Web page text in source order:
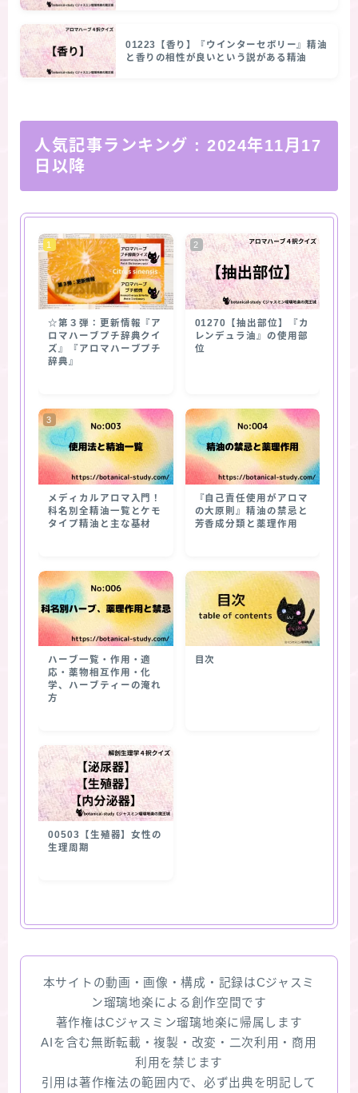
01223【香り】『ウインターセボリー』精油
と香りの相性が良いという説がある精油
人気記事ランキング : 2024年11月17
日以降
☆第３弾：更新情報『ア
ロマハーブプチ辞典クイ
ズ』『アロマハーブプチ
辞典』
01270【抽出部位】『カ
レンデュラ油』の使用部
位
メディカルアロマ入門！
科名別全精油一覧とケモ
タイプ精油と主な基材
『自己責任使用がアロマ
の大原則』精油の禁忌と
芳香成分類と薬理作用
ハーブ一覧・作用・適
応・薬物相互作用・化
学、ハーブティーの淹れ
方
目次
00503【生殖器】女性の
生理周期
本サイトの動画・画像・構成・記録はCジャスミ
ン瑠璃地楽による創作空間です
著作権はCジャスミン瑠璃地楽に帰属します
AIを含む無断転載・複製・改変・二次利用・商用
利用を禁じます
引用は著作権法の範囲内で、必ず出典を明記して